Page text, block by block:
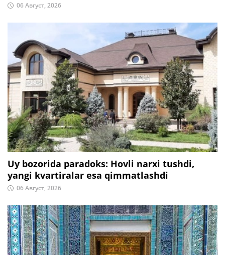
06 Август, 2026
Uy bozorida paradoks: Hovli narxi tushdi,
yangi kvartiralar esa qimmatlashdi
06 Август, 2026